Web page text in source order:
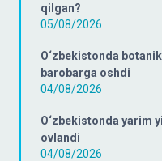
qilgan?
05/08/2026
O‘zbekistonda
barobarga oshdi
04/08/2026
O‘zbekistonda yarim
ovlandi
04/08/2026